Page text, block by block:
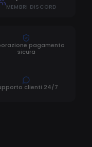
MEMBRI DISCORD
pagamento
sicura
clienti 24/7